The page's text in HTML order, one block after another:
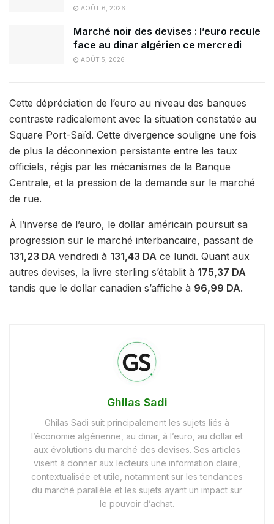
AOÛT 6, 2026
Marché noir des devises : l’euro recule
face au dinar algérien ce mercredi
AOÛT 5, 2026
Cette dépréciation de l’euro au niveau des banques
contraste radicalement avec la situation constatée au
Square Port-Saïd. Cette divergence souligne une fois
de plus la déconnexion persistante entre les taux
officiels, régis par les mécanismes de la Banque
Centrale, et la pression de la demande sur le marché
de rue.
À l’inverse de l’euro, le dollar américain poursuit sa
progression sur le marché interbancaire, passant de
131,23 DA vendredi à 131,43 DA ce lundi. Quant aux
autres devises, la livre sterling s’établit à 175,37 DA
tandis que le dollar canadien s’affiche à 96,99 DA.
Ghilas Sadi
Ghilas Sadi suit principalement les sujets liés à
l’économie algérienne, au dinar, à l’euro, au dollar et
aux évolutions du marché des devises. Ses articles
visent à donner aux lecteurs une information claire,
contextualisée et utile, notamment sur les tendances
du marché parallèle et les sujets ayant un impact sur
le pouvoir d’achat.